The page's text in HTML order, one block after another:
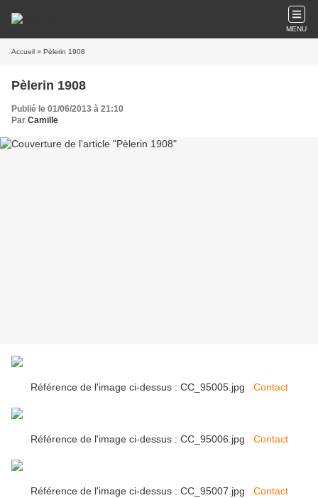
MENU
Accueil » Pèlerin 1908
Pèlerin 1908
Publié le 01/06/2013 à 21:10
Par Camille
Référence de l'image ci-dessus : CC_95005.jpg Contact
Référence de l'image ci-dessus : CC_95006.jpg Contact
Référence de l'image ci-dessus : CC_95007.jpg Contact